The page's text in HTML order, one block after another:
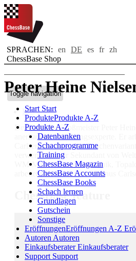
SPRACHEN: en DE es fr zh
ChessBase Shop
Toggle navigation
Start Start
ProdukteProdukte A-Z
Produkte A-Z
Datenbanken
Schachprogramme
Training
ChessBase Magazin
ChessBase Accounts
ChessBase Books
Schach lernen
Grundlagen
Gutschein
Sonstige
EröffnungenEröffnungen A-Z
Autoren Autoren
EinkaufsberaterEinkaufsberater
Support Support
Peter Heine
Bio
Der dänische Großmeister Peter
anerkannter Eröffnungsexperte. Er
Carlsen, als dieser die
verwendete, war Sekundant von
WM-Matches gegen Kramnik,
arbeitet nun wieder für Magnus
ChessBase feature